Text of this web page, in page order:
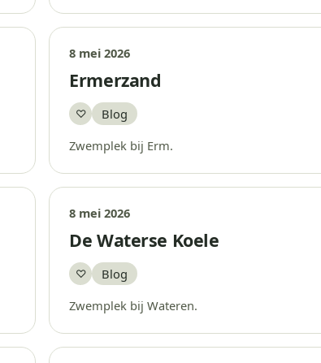
8 mei 2026
Ermerzand
♡
Bewaar
Blog
Zwemplek bij Erm.
8 mei 2026
De Waterse Koele
♡
Bewaar
Blog
Zwemplek bij Wateren.